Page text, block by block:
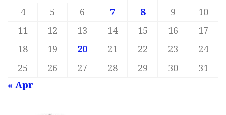
4
5 6 7 8 9
10
11
12 13 14 15 16
17
18
19 20 21 22 23
24
25
26 27 28 29 30
31
« Apr